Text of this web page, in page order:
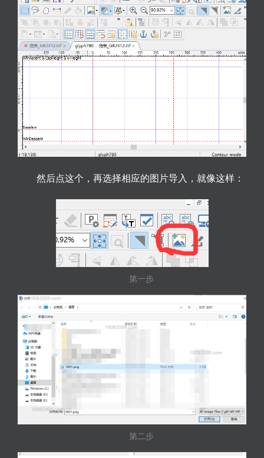
然后点这个，再选择相应的图片导入，就像这样：
第一步
第二步